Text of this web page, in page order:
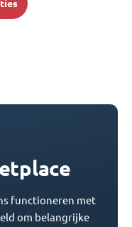
functioneren met
om belangrijke